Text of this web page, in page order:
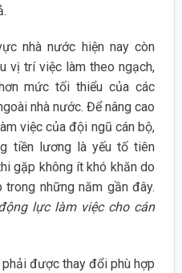
nhà nước hiện nay còn
vị trí việc làm theo ngạch,
mức tối thiểu của các
nhà nước. Để nâng cao
việc của đội ngũ cán bộ,
tiền lương là yếu tố tiên
gặp không ít khó khăn do
những năm gần đây.
lực làm việc cho cán
được thay đổi phù hợp